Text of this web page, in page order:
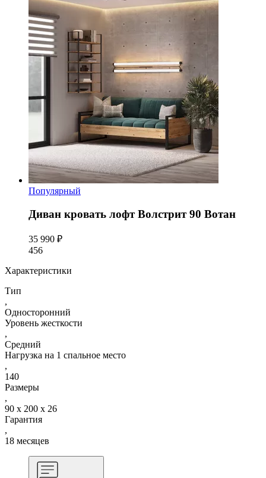
Популярный
Диван кровать лофт Волстрит 90 Вотан
35 990 ₽
456
Характеристики
Тип
,
Односторонний
Уровень жесткости
,
Средний
Нагрузка на 1 спальное место
,
140
Размеры
,
90 x 200 x 26
Гарантия
,
18 месяцев